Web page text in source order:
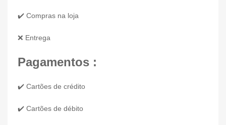
✔️ Compras na loja
❌ Entrega
Pagamentos :
✔️ Cartões de crédito
✔️ Cartões de débito